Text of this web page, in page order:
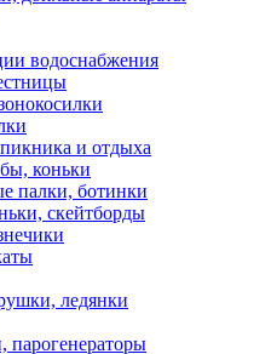
водоснабжения
и отдыха
коньки
палки, ботинки
скейтборды
ледянки
парогенераторы